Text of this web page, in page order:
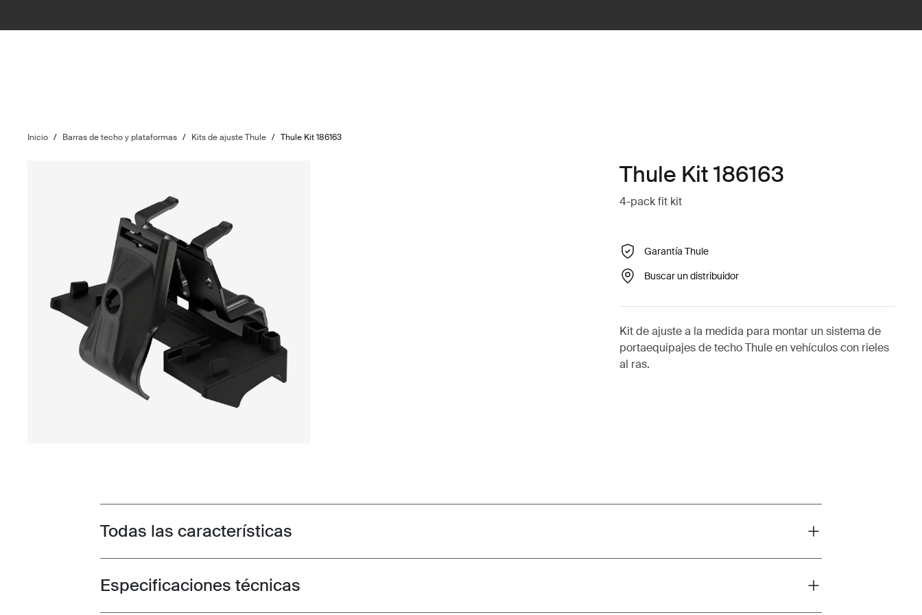
Inicio / Barras de techo y plataformas / Kits de ajuste Thule / Thule Kit 186163
Thule Kit 186163
4-pack fit kit
Garantía Thule
Buscar un distribuidor
Kit de ajuste a la medida para montar un sistema de
portaequipajes de techo Thule en vehículos con rieles
al ras.
Toggle features
Todas las características
Toggle techspec
Especificaciones técnicas